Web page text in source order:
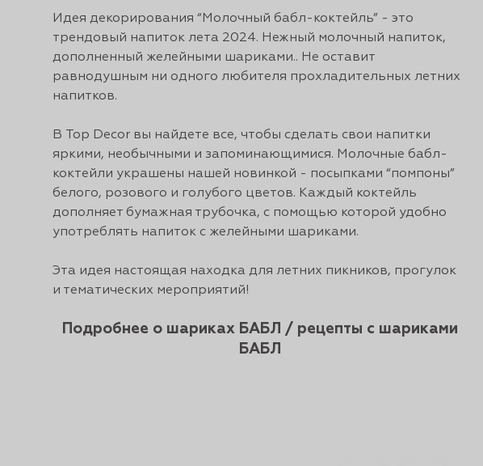
Идея декорирования “Молочный бабл-коктейль” - это
трендовый напиток лета 2024. Нежный молочный напиток,
дополненный желейными шариками.. Не оставит
равнодушным ни одного любителя прохладительных летних
напитков.
В Top Decor вы найдете все, чтобы сделать свои напитки
яркими, необычными и запоминающимися. Молочные бабл-
коктейли украшены нашей новинкой - посыпками “помпоны”
белого, розового и голубого цветов. Каждый коктейль
дополняет бумажная трубочка, с помощью которой удобно
употреблять напиток с желейными шариками.
Эта идея настоящая находка для летних пикников, прогулок
и тематических мероприятий!
Подробнее о шариках БАБЛ / рецепты с шариками
БАБЛ